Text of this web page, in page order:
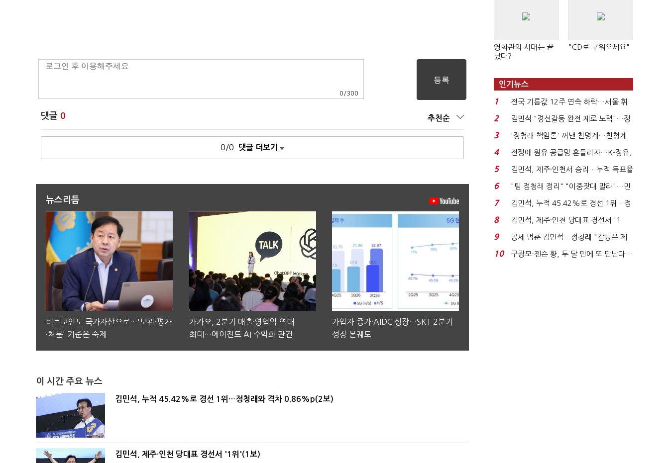
0 /300
댓글 0 추천순
0/0 댓글 더보기
뉴스리듬
비트코인도 국가자산으로…'보관·평가
·처분' 기준은 숙제
카카오, 2분기 매출·영업익 역대
최대…에이전트 AI 수익화 관건
가입자 증가·AIDC 성장…SKT 2분기
성장 본궤도
이 시간 주요 뉴스
김민석, 누적 45.42%로 경선 1위…정청래와 격차 0.86%p(2보)
김민석, 제주·인천 당대표 경선서 '1위'(1보)
영화관의 시대는 끝
났다?
"CD로 구워오세요"
인기뉴스
1
전국 기름값 12주 연속 하락…서울 휘
발윳값 1909원...
2
김민석 "경선갈등 완전 제로 노력"…정
청래 "반명 공세 사...
3
'정청래 책임론' 꺼낸 친명계…친청계
는 추가투표 때리기...
4
전쟁에 원유 공급망 흔들리자…K-정유,
에너지안보 핵심...
5
김민석, 제주·인천서 승리…누적 득표율
'1위 탈환'(종합)...
6
"팀 정청래 정리" "이중잣대 말라"…민
주 최고위원 계파 다...
7
김민석, 누적 45.42%로 경선 1위…정
청래와 격차 0.86%p(...
8
김민석, 제주·인천 당대표 경선서 '1
위'(1보)...
9
공세 멈춘 김민석…정청래 "갈등은 제
가 수습"
10
구광모-젠슨 황, 두 달 만에 또 만난다…